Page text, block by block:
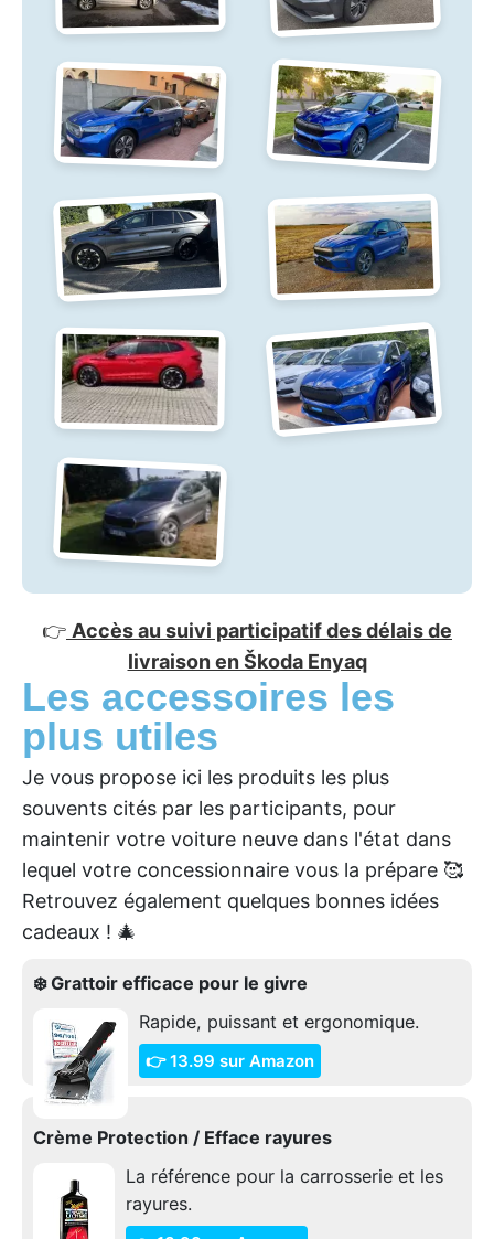
👉 Accès au suivi participatif des délais de
livraison en Škoda Enyaq
Les accessoires les
plus utiles
Je vous propose ici les produits les plus
souvents cités par les participants, pour
maintenir votre voiture neuve dans l'état dans
lequel votre concessionnaire vous la prépare 🥰
Retrouvez également quelques bonnes idées
cadeaux ! 🎄
❄️ Grattoir efficace pour le givre
Rapide, puissant et ergonomique.
👉 13.99 sur Amazon
Crème Protection / Efface rayures
La référence pour la carrosserie et les
rayures.